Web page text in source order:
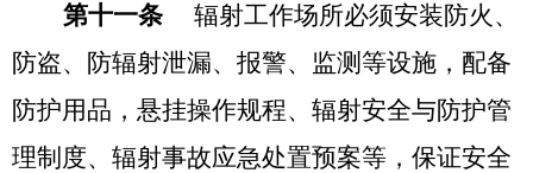
第十一条 辐射工作场所必须安装防火、
防盗、防辐射泄漏、报警、监测等设施，配备
防护用品，悬挂操作规程、辐射安全与防护管
理制度、辐射事故应急处置预案等，保证安全